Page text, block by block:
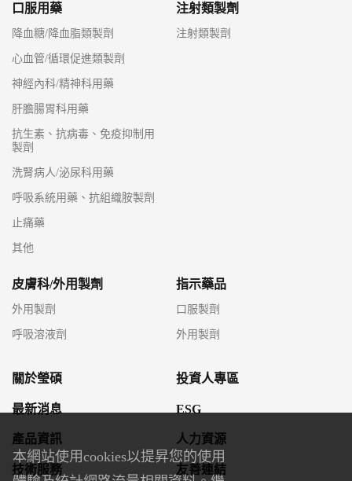
口服用藥
降血糖/降血脂類製劑
心血管/循環促進類製劑
神經內科/精神科用藥
肝膽腸胃科用藥
抗生素、抗病毒、免疫抑制用
製劑
洗腎病人/泌尿科用藥
呼吸系統用藥、抗組織胺製劑
止痛藥
其他
注射類製劑
注射類製劑
皮膚科/外用製劑
外用製劑
呼吸溶液劑
指示藥品
口服製劑
外用製劑
關於瑩碩
最新消息
產品資訊
技術服務
投資人專區
ESG
人力資源
友善連結
本網站使用cookies以提昇您的使用